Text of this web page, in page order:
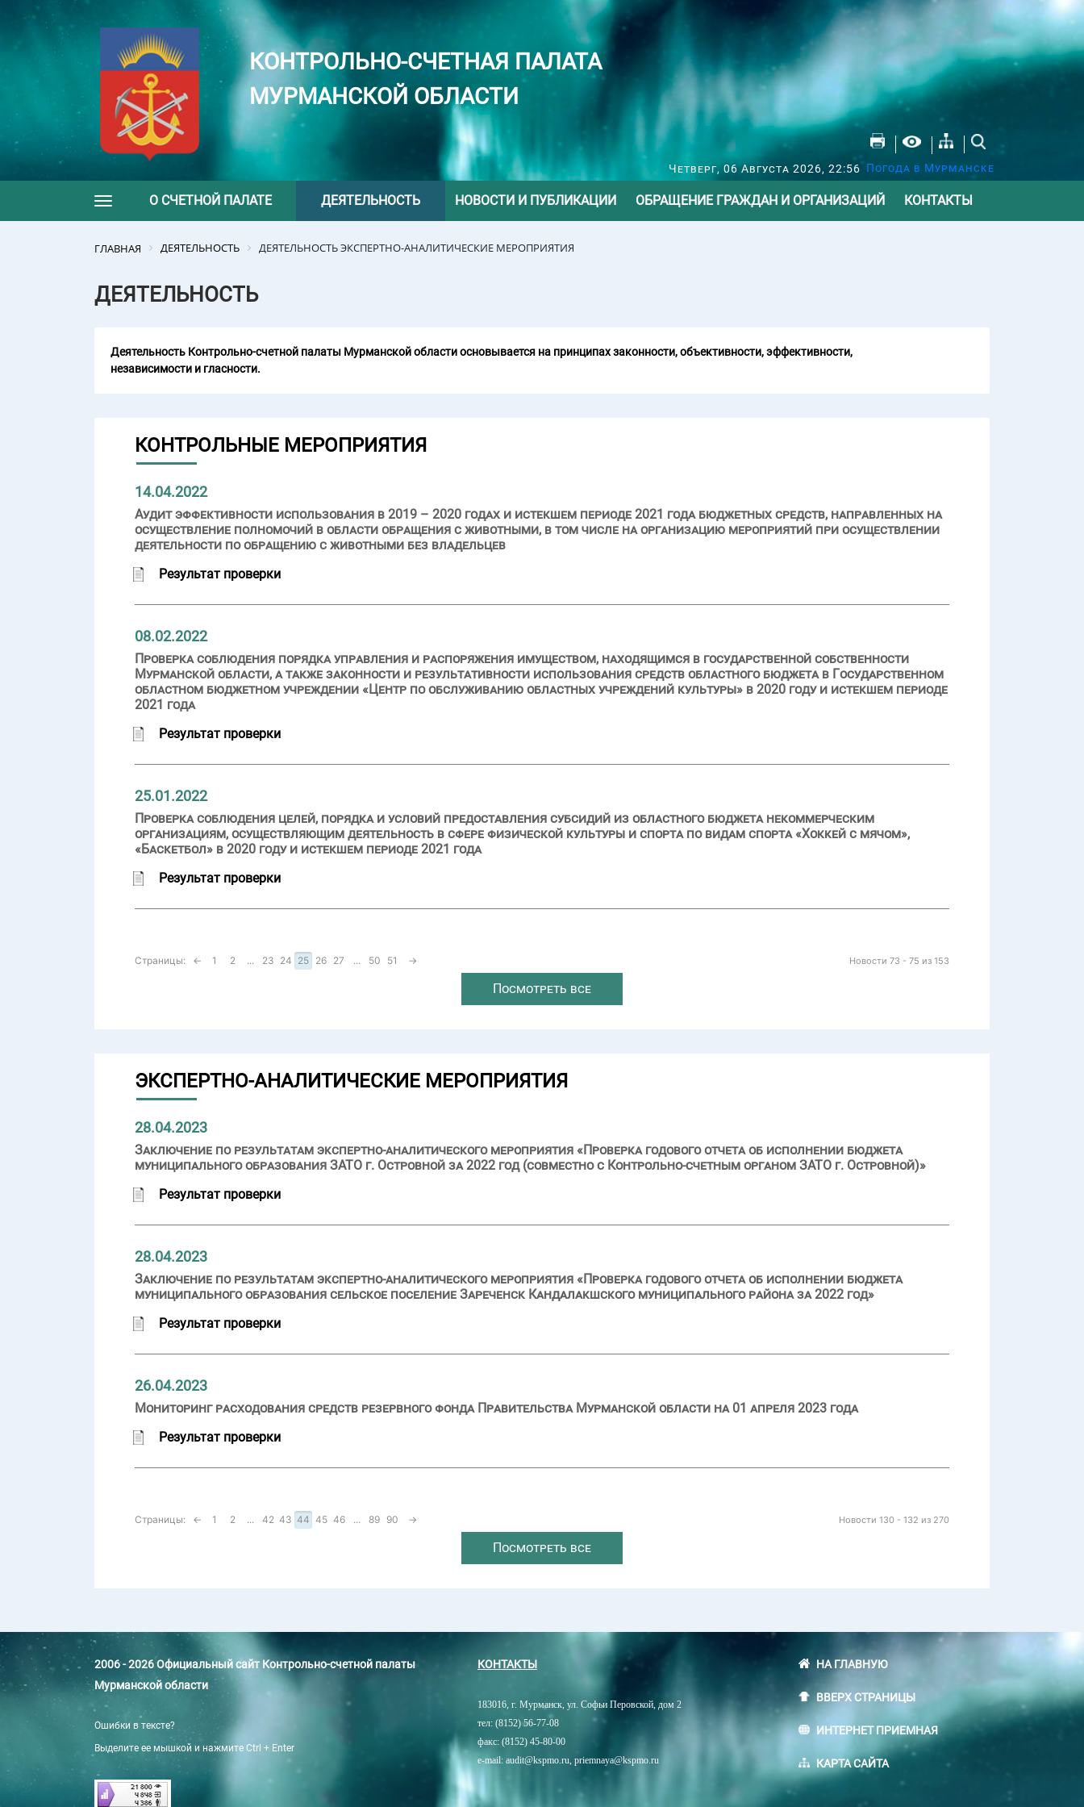
КОНТРОЛЬНО-СЧЕТНАЯ ПАЛАТА
МУРМАНСКОЙ ОБЛАСТИ
Четверг, 06 Августа 2026, 22:56 Погода в Мурманске
Toggle navigation
О СЧЕТНОЙ ПАЛАТЕ ДЕЯТЕЛЬНОСТЬ НОВОСТИ И ПУБЛИКАЦИИ ОБРАЩЕНИЕ ГРАЖДАН И ОРГАНИЗАЦИЙ КОНТАКТЫ
ГЛАВНАЯ ДЕЯТЕЛЬНОСТЬ ДЕЯТЕЛЬНОСТЬ ЭКСПЕРТНО-АНАЛИТИЧЕСКИЕ МЕРОПРИЯТИЯ
ДЕЯТЕЛЬНОСТЬ
Деятельность Контрольно-счетной палаты Мурманской области основывается на принципах законности, объективности, эффективности,
независимости и гласности.
КОНТРОЛЬНЫЕ МЕРОПРИЯТИЯ
14.04.2022
Аудит эффективности использования в 2019 – 2020 годах и истекшем периоде 2021 года бюджетных средств, направленных на
осуществление полномочий в области обращения с животными, в том числе на организацию мероприятий при осуществлении
деятельности по обращению с животными без владельцев
Результат проверки
08.02.2022
Проверка соблюдения порядка управления и распоряжения имуществом, находящимся в государственной собственности
Мурманской области, а также законности и результативности использования средств областного бюджета в Государственном
областном бюджетном учреждении «Центр по обслуживанию областных учреждений культуры» в 2020 году и истекшем периоде
2021 года
Результат проверки
25.01.2022
Проверка соблюдения целей, порядка и условий предоставления субсидий из областного бюджета некоммерческим
организациям, осуществляющим деятельность в сфере физической культуры и спорта по видам спорта «Хоккей с мячом»,
«Баскетбол» в 2020 году и истекшем периоде 2021 года
Результат проверки
Новости 73 - 75 из 153
Страницы: ← 1 2 ... 23 24 25 26 27 ... 50 51 →
Посмотреть все
ЭКСПЕРТНО-АНАЛИТИЧЕСКИЕ МЕРОПРИЯТИЯ
28.04.2023
Заключение по результатам экспертно-аналитического мероприятия «Проверка годового отчета об исполнении бюджета
муниципального образования ЗАТО г. Островной за 2022 год (совместно с Контрольно-счетным органом ЗАТО г. Островной)»
Результат проверки
28.04.2023
Заключение по результатам экспертно-аналитического мероприятия «Проверка годового отчета об исполнении бюджета
муниципального образования сельское поселение Зареченск Кандалакшского муниципального района за 2022 год»
Результат проверки
26.04.2023
Мониторинг расходования средств резервного фонда Правительства Мурманской области на 01 апреля 2023 года
Результат проверки
Новости 130 - 132 из 270
Страницы: ← 1 2 ... 42 43 44 45 46 ... 89 90 →
Посмотреть все
2006 - 2026 Официальный сайт Контрольно-счетной палаты
Мурманской области
Ошибки в тексте?
Выделите ее мышкой и нажмите Ctrl + Enter
КОНТАКТЫ
183016, г. Мурманск, ул. Софьи Перовской, дом 2
тел: (8152) 56-77-08
факс: (8152) 45-80-00
e-mail: audit@kspmo.ru, priemnaya@kspmo.ru
НА ГЛАВНУЮ
ВВЕРХ СТРАНИЦЫ
ИНТЕРНЕТ ПРИЕМНАЯ
КАРТА САЙТА